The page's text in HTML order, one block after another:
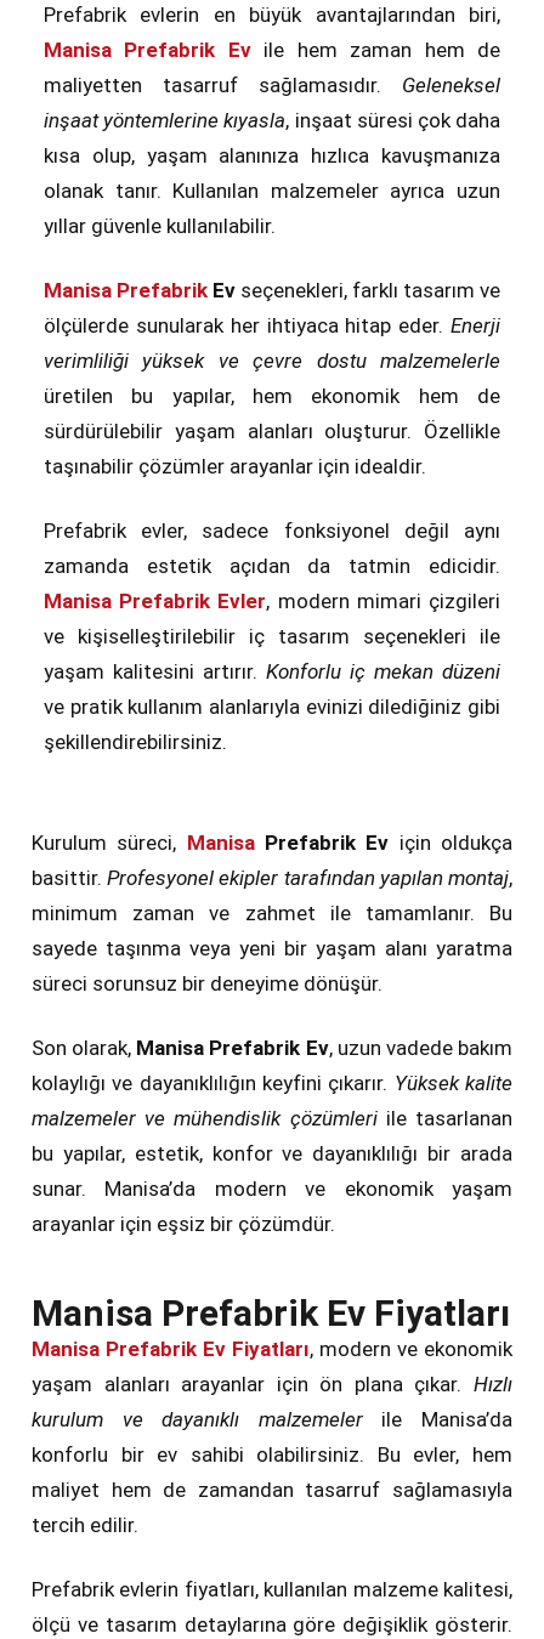
Prefabrik evlerin en büyük avantajlarından biri,
Manisa Prefabrik Evile hem zaman hem de
maliyetten tasarruf sağlamasıdır. Geleneksel
inşaat yöntemlerine kıyasla, inşaat süresi çok daha
kısa olup, yaşam alanınıza hızlıca kavuşmanıza
olanak tanır. Kullanılan malzemeler ayrıca uzun
yıllar güvenle kullanılabilir.
Manisa Prefabrik Ev seçenekleri, farklı tasarım ve
ölçülerde sunularak her ihtiyaca hitap eder. Enerji
verimliliği yüksek ve çevre dostu malzemelerle
üretilen bu yapılar, hem ekonomik hem de
sürdürülebilir yaşam alanları oluşturur. Özellikle
taşınabilir çözümler arayanlar için idealdir.
Prefabrik evler, sadece fonksiyonel değil aynı
zamanda estetik açıdan da tatmin edicidir.
Manisa Prefabrik Evler, modern mimari çizgileri
ve kişiselleştirilebilir iç tasarım seçenekleri ile
yaşam kalitesini artırır. Konforlu iç mekan düzeni
ve pratik kullanım alanlarıyla evinizi dilediğiniz gibi
şekillendirebilirsiniz.
Kurulum süreci, ManisaPrefabrik Ev için oldukça
basittir.Profesyonel ekipler tarafından yapılan montaj,
minimum zaman ve zahmet ile tamamlanır. Bu
sayede taşınma veya yeni bir yaşam alanı yaratma
süreci sorunsuz bir deneyime dönüşür.
Son olarak, Manisa Prefabrik Ev, uzun vadede bakım
kolaylığı ve dayanıklılığın keyfini çıkarır. Yüksek kalite
malzemeler ve mühendislik çözümleriile tasarlanan
bu yapılar, estetik, konfor ve dayanıklılığı bir arada
sunar. Manisa’da modern ve ekonomik yaşam
arayanlar için eşsiz bir çözümdür.
Manisa Prefabrik Ev Fiyatları
Manisa Prefabrik Ev Fiyatları, modern ve ekonomik
yaşam alanları arayanlar için ön plana çıkar. Hızlı
kurulum ve dayanıklı malzemelerile Manisa’da
konforlu bir ev sahibi olabilirsiniz. Bu evler, hem
maliyet hem de zamandan tasarruf sağlamasıyla
tercih edilir.
Prefabrik evlerin fiyatları, kullanılan malzeme kalitesi,
ölçü ve tasarım detaylarına göre değişiklik gösterir.